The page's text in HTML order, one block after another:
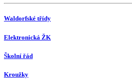
Waldorfské třídy
Elektronická ŽK
Školní řád
Kroužky